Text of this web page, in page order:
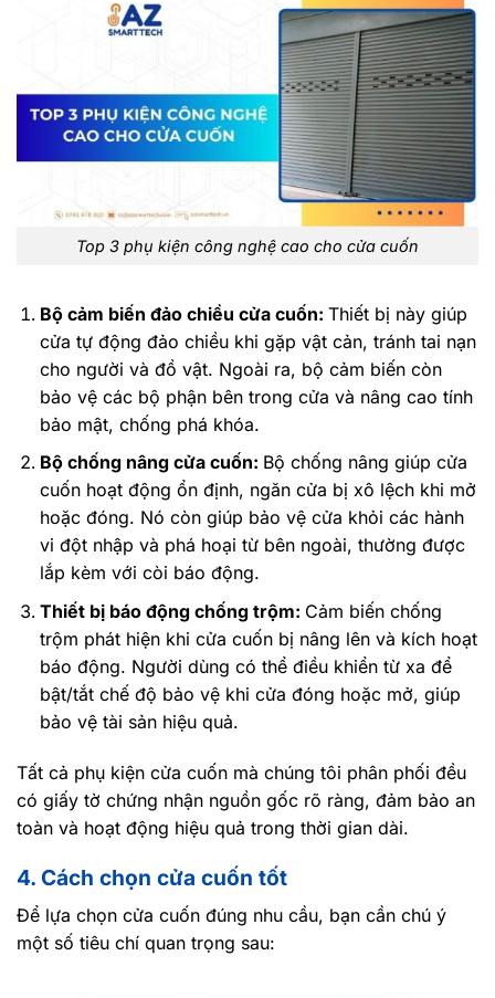
Top 3 phụ kiện công nghệ cao cho cửa cuốn
Bộ cảm biến đảo chiều cửa cuốn: Thiết bị này giúp
cửa tự động đảo chiều khi gặp vật cản, tránh tai nạn
cho người và đồ vật. Ngoài ra, bộ cảm biến còn
bảo vệ các bộ phận bên trong cửa và nâng cao tính
bảo mật, chống phá khóa.
Bộ chống nâng cửa cuốn: Bộ chống nâng giúp cửa
cuốn hoạt động ổn định, ngăn cửa bị xô lệch khi mở
hoặc đóng. Nó còn giúp bảo vệ cửa khỏi các hành
vi đột nhập và phá hoại từ bên ngoài, thường được
lắp kèm với còi báo động.
Thiết bị báo động chống trộm: Cảm biến chống
trộm phát hiện khi cửa cuốn bị nâng lên và kích hoạt
báo động. Người dùng có thể điều khiển từ xa để
bật/tắt chế độ bảo vệ khi cửa đóng hoặc mở, giúp
bảo vệ tài sản hiệu quả.
Tất cả phụ kiện cửa cuốn mà chúng tôi phân phối đều
có giấy tờ chứng nhận nguồn gốc rõ ràng, đảm bảo an
toàn và hoạt động hiệu quả trong thời gian dài.
4. Cách chọn cửa cuốn tốt
Để lựa chọn cửa cuốn đúng nhu cầu, bạn cần chú ý
một số tiêu chí quan trọng sau: